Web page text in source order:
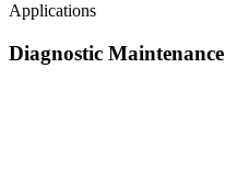
Applications
Diagnostic Maintenance